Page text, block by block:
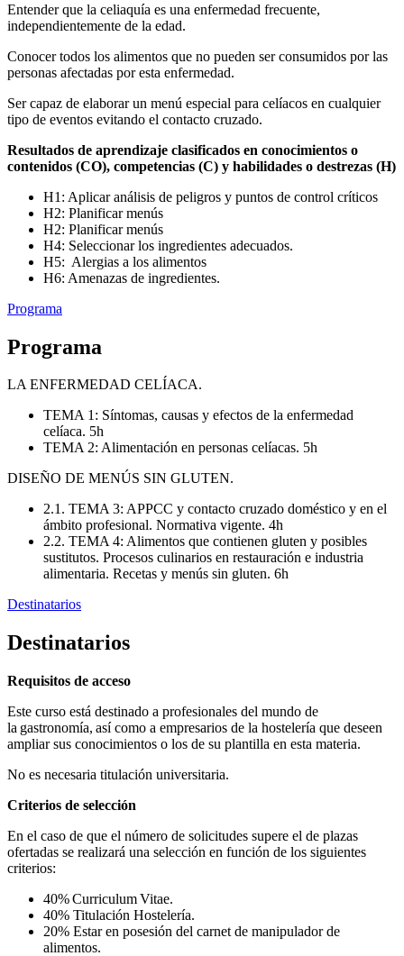
Entender que la celiaquía es una enfermedad frecuente,
independientemente de la edad.
Conocer todos los alimentos que no pueden ser consumidos por las
personas afectadas por esta enfermedad.
Ser capaz de elaborar un menú especial para celíacos en cualquier
tipo de eventos evitando el contacto cruzado.
Resultados de aprendizaje clasificados en conocimientos o
contenidos (CO), competencias (C) y habilidades o destrezas (H)
H1: Aplicar análisis de peligros y puntos de control críticos
H2: Planificar menús
H2: Planificar menús
H4: Seleccionar los ingredientes adecuados.
H5: Alergias a los alimentos
H6: Amenazas de ingredientes.
Programa
Programa
LA ENFERMEDAD CELÍACA.
TEMA 1: Síntomas, causas y efectos de la enfermedad
celíaca. 5h
TEMA 2: Alimentación en personas celíacas. 5h
DISEÑO DE MENÚS SIN GLUTEN.
2.1. TEMA 3: APPCC y contacto cruzado doméstico y en el
ámbito profesional. Normativa vigente. 4h
2.2. TEMA 4: Alimentos que contienen gluten y posibles
sustitutos. Procesos culinarios en restauración e industria
alimentaria. Recetas y menús sin gluten. 6h
Destinatarios
Destinatarios
Requisitos de acceso
Este curso está destinado a profesionales del mundo de
la gastronomía, así como a empresarios de la hostelería que deseen
ampliar sus conocimientos o los de su plantilla en esta materia.
No es necesaria titulación universitaria.
Criterios de selección
En el caso de que el número de solicitudes supere el de plazas
ofertadas se realizará una selección en función de los siguientes
criterios:
40% Curriculum Vitae.
40% Titulación Hostelería.
20% Estar en posesión del carnet de manipulador de
alimentos.